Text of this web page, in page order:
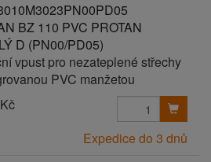
BZ 110 PVC PROTAN
D (PN00/PD05)
vpust pro nezateplené střechy
PVC manžetou
Expedice do 3 dnů